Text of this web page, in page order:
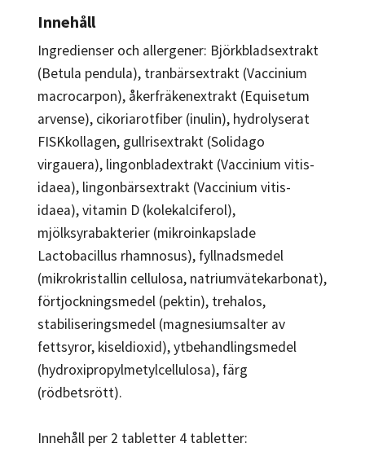
Innehåll
Ingredienser och allergener: Björkbladsextrakt
(Betula pendula), tranbärsextrakt (Vaccinium
macrocarpon), åkerfräkenextrakt (Equisetum
arvense), cikoriarotfiber (inulin), hydrolyserat
FISKkollagen, gullrisextrakt (Solidago
virgauera), lingonbladextrakt (Vaccinium vitis-
idaea), lingonbärsextrakt (Vaccinium vitis-
idaea), vitamin D (kolekalciferol),
mjölksyrabakterier (mikroinkapslade
Lactobacillus rhamnosus), fyllnadsmedel
(mikrokristallin cellulosa, natriumvätekarbonat),
förtjockningsmedel (pektin), trehalos,
stabiliseringsmedel (magnesiumsalter av
fettsyror, kiseldioxid), ytbehandlingsmedel
(hydroxipropylmetylcellulosa), färg
(rödbetsrött).
Innehåll per 2 tabletter 4 tabletter: